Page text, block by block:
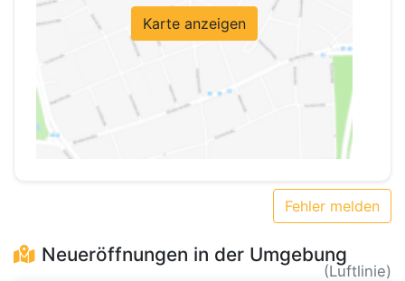
Karte anzeigen
Fehler melden
Neueröffnungen in der Umgebung
(Luftlinie)